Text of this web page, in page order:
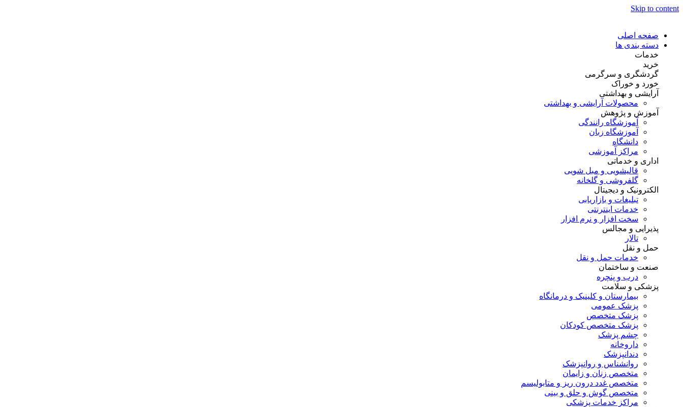
Skip to content
صفحه اصلی
دسته بندی ها
خدمات
خرید
گردشگری و سرگرمی
خورد و خوراک
آرایشی و بهداشتی
محصولات آرایشی و بهداشتی
آموزش و پژوهش
آموزشگاه رانندگی
آموزشگاه زبان
دانشگاه
مراکز آموزشی
اداری و خدماتی
قالیشویی و مبل شویی
گلفروشی و گلخانه
الکترونیک و دیجیتال
تبلیغات و بازاریابی
خدمات اینترنتی
سخت افزار و نرم افزار
پذیرایی و مجالس
تالار
حمل و نقل
خدمات حمل و نقل
صنعت و ساختمان
درب و پنچره
پزشکی و سلامت
بیمارستان و کلینیک و درمانگاه
پزشک عمومی
پزشک متخصص
پزشک متخصص کودکان
چشم پزشک
داروخانه
دندانپزشک
روانشناس و روانپزشک
متخصص زنان و زایمان
متخصص غدد درون ریز و متابولیسم
متخصص گوش و حلق و بینی
مراکز خدمات پزشکی